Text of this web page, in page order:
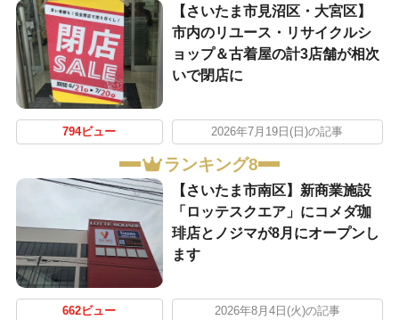
【さいたま市見沼区・大宮区】
市内のリユース・リサイクルシ
ョップ＆古着屋の計3店舗が相次
いで閉店に
794ビュー 2026年7月19日(日)の記事
ランキング8
【さいたま市南区】新商業施設
「ロッテスクエア」にコメダ珈
琲店とノジマが8月にオープンし
ます
662ビュー 2026年8月4日(火)の記事